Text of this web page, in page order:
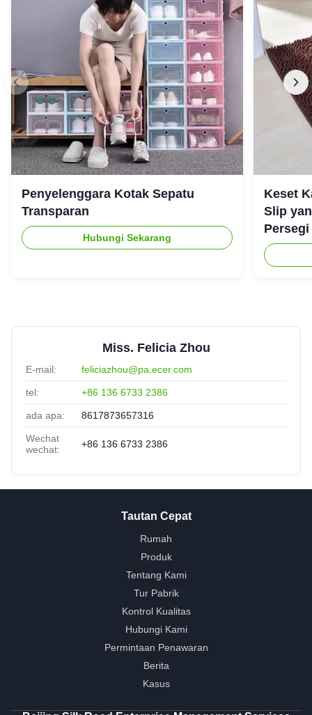
Penyelenggara Kotak Sepatu
Transparan
Hubungi Sekarang
Keset
Slip
Miss. Felicia Zhou
E-mail: feliciazhou@pa.ecer.com
tel: +86 136 6733 2386
ada apa: 8617873657316
Wechat
wechat:
+86 136 6733 2386
Tautan Cepat
Rumah
Produk
Tentang Kami
Tur Pabrik
Kontrol Kualitas
Hubungi Kami
Permintaan Penawaran
Berita
Kasus